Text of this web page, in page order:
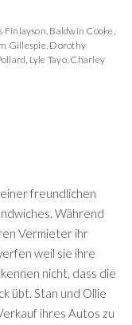
Finlayson, Baldwin Cooke,
Gillespie, Dorothy
, Lyle Tayo, Charley
freundlichen
Während
Vermieter ihr
weil sie ihre
nicht, dass die
übt. Stan und Ollie
ihres Autos zu